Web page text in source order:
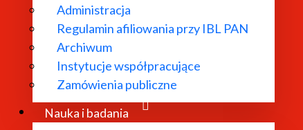
Administracja
Regulamin afiliowania przy IBL PAN
Archiwum
Instytucje współpracujące
Zamówienia publiczne
Nauka i badania
w
literatury
i